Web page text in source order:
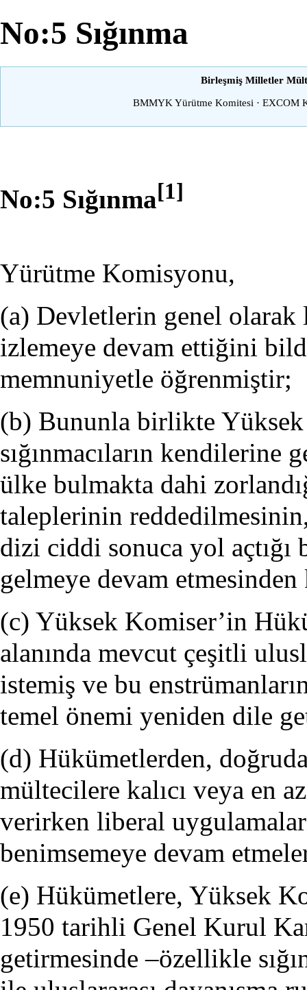
No:5 Sığınma
Birleşmiş Milletler
BMMYK Yürütme Komitesi · EXCOM
No:5 Sığınma[1]
Yürütme Komisyonu,
(a) Devletlerin genel olarak
izlemeye devam ettiğini
memnuniyetle öğrenmiştir;
(b) Bununla birlikte
sığınmacıların kendilerine
ülke bulmakta dahi
taleplerinin
dizi ciddi sonuca yol açtığı
gelmeye devam
(c) Yüksek Komiser’in
alanında mevcut çeşitli
istemiş ve bu
temel önemi yeniden dile
(d) Hükümetlerden,
mültecilere kalıcı veya en
verirken liberal
benimsemeye devam
(e) Hükümetlere, Yüksek
1950 tarihli Genel Kurul
getirmesinde –özellikle